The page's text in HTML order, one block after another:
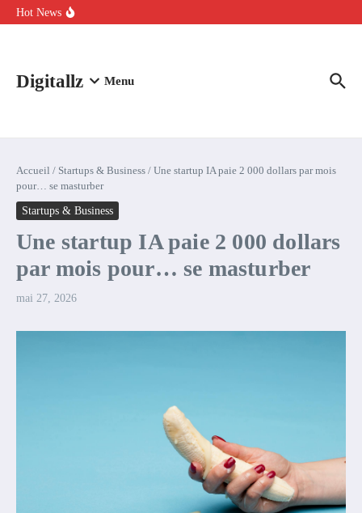
Aller au contenu
Hot News
Comment l’IA simplifie la data de caisse pour la transformer en
Digitallz Menu
Accueil / Startups & Business / Une startup IA paie 2 000 dollars par mois
pour… se masturber
Startups & Business
Une startup IA paie 2 000 dollars
par mois pour… se masturber
mai 27, 2026